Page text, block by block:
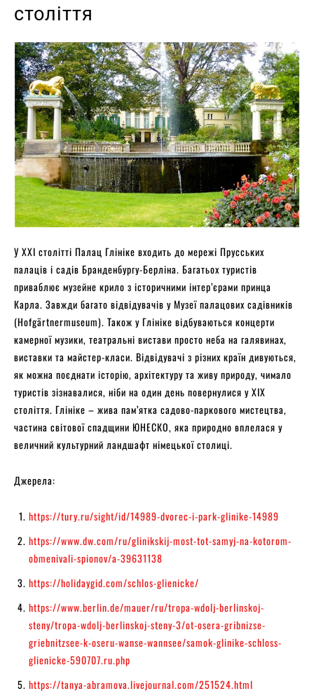
століття
У XXI столітті Палац Глініке входить до мережі Прусських
палаців і садів Бранденбургу-Берліна. Багатьох туристів
приваблює музейне крило з історичними інтер’єрами принца
Карла. Завжди багато відвідувачів у Музеї палацових садівників
(Hofgärtnermuseum). Також у Глініке відбуваються концерти
камерної музики, театральні вистави просто неба на галявинах,
виставки та майстер-класи. Відвідувачі з різних країн дивуються,
як можна поєднати історію, архітектуру та живу природу, чимало
туристів зізнавалися, ніби на один день повернулися у XIX
століття. Глініке – жива пам’ятка садово-паркового мистецтва,
частина світової спадщини ЮНЕСКО, яка природно вплелася у
величний культурний ландшафт німецької столиці.
Джерела:
https://tury.ru/sight/id/14989-dvorec-i-park-glinike-14989
https://www.dw.com/ru/glinikskij-most-tot-samyj-na-kotorom-
obmenivali-spionov/a-39631138
https://holidaygid.com/schlos-glienicke/
https://www.berlin.de/mauer/ru/tropa-wdolj-berlinskoj-
steny/tropa-wdolj-berlinskoj-steny-3/ot-osera-gribnizse-
griebnitzsee-k-oseru-wanse-wannsee/samok-glinike-schloss-
glienicke-590707.ru.php
https://tanya-abramova.livejournal.com/251524.html